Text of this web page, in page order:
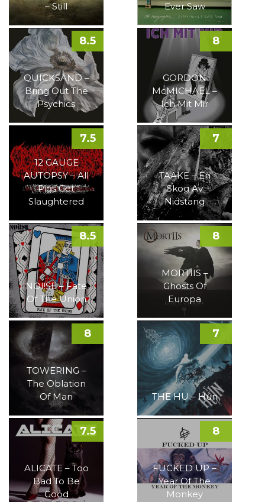
– Still
Ever Saw
QUICKSAND –
Bring Out The
Psychics
8.5
GORDON
McMICHAEL –
Ich Mit Mir
8
12 GAUGE
AUTOPSY – All
Pigs Get
Slaughtered
7.5
TAAKE – En
Skog Av
Nidstang
7
NOI!SE – Fate
Of The Union
8.5
MORTIIS –
Ghosts Of
Europa
8
TOWERING –
The Oblation
Of Man
8
THE HU – Hun
7
ALICATE – Too
Bad To Be
Good
7.5
FUCKED UP –
Year Of The
Monkey
8